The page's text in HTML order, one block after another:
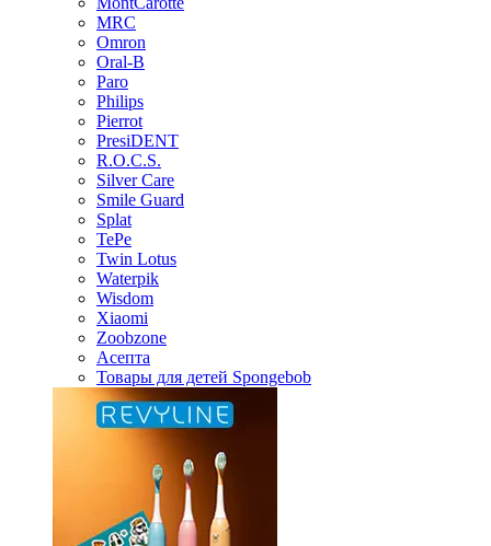
MRC
Omron
Oral-B
Paro
Philips
Pierrot
PresiDENT
R.O.C.S.
Silver Care
Smile Guard
Splat
TePe
Twin Lotus
Waterpik
Wisdom
Xiaomi
Zoobzone
Асепта
Товары для детей Spongebob